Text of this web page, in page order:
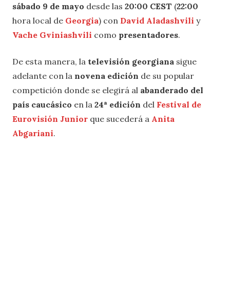
sábado 9 de mayo desde las 20:00 CEST (22:00
hora local de Georgia) con David Aladashvili y
Vache Gviniashvili como presentadores.
De esta manera, la televisión georgiana sigue
adelante con la novena edición de su popular
competición donde se elegirá al abanderado del
país caucásico en la 24ª edición del Festival de
Eurovisión Junior que sucederá a Anita
Abgariani.